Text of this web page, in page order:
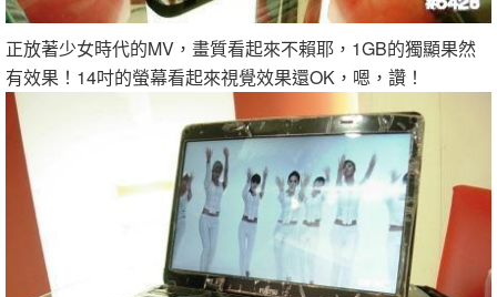
正放著少女時代的MV，畫質看起來不賴耶，1GB的獨顯果然
有效果！14吋的螢幕看起來視覺效果還OK，嗯，讚！